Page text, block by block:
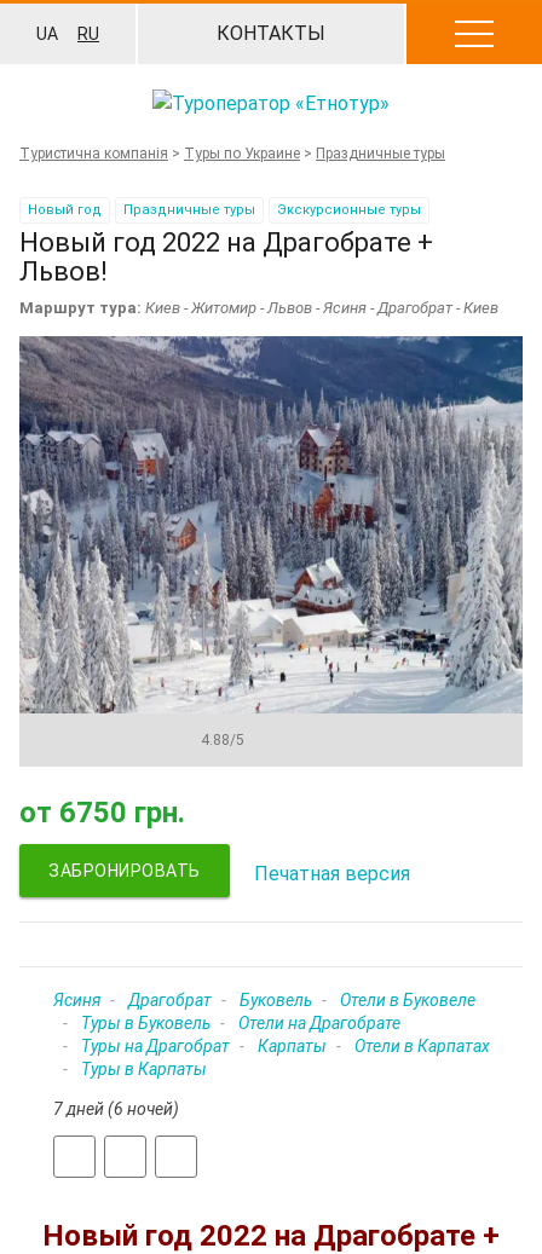
UA RU КОНТАКТЫ
Туристична компанія > Туры по Украине > Праздничные туры
Новый год Праздничные туры Экскурсионные туры
Новый год 2022 на Драгобрате +
Львов!
Маршрут тура: Киев - Житомир - Львов - Ясиня - Драгобрат - Киев
4.88/5
от 6750 грн.
ЗАБРОНИРОВАТЬ Печатная версия
Ясиня Драгобрат Буковель
Отели в Буковеле
Туры в Буковель
Отели на Драгобрате
Туры на Драгобрат
Карпаты
Отели в Карпатах
Туры в Карпаты
7 дней (6 ночей)
Новый год 2022 на Драгобрате +